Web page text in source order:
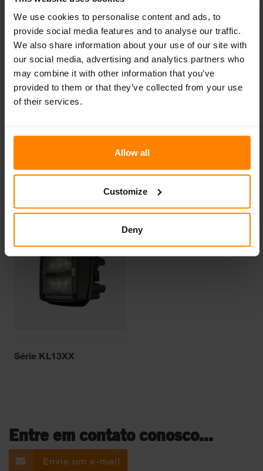
We use cookies to personalise content and ads, to
provide social media features and to analyse our traffic.
We also share information about your use of our site with
our social media, advertising and analytics partners who
may combine it with other information that you’ve
provided to them or that they’ve collected from your use
of their services.
Allow all
Customize
Deny
resistem a vibrações de até 8 Grms e sua intensidade
luminosa varia de 1000 a 1500 lúmens.
VENDAS
Para consultas ou informações, entre em contato:
Série KL13XX
Entre em contato conosco...
Envie um e-mail